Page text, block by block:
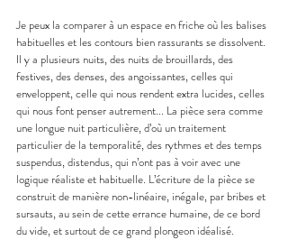
Je peux la comparer à un espace en friche où les balises
habituelles et les contours bien rassurants se dissolvent.
Il y a plusieurs nuits, des nuits de brouillards, des
festives, des denses, des angoissantes, celles qui
enveloppent, celle qui nous rendent extra lucides, celles
qui nous font penser autrement... La pièce sera comme
une longue nuit particulière, d’où un traitement
particulier de la temporalité, des rythmes et des temps
suspendus, distendus, qui n’ont pas à voir avec une
logique réaliste et habituelle. L’écriture de la pièce se
construit de manière non-linéaire, inégale, par bribes et
sursauts, au sein de cette errance humaine, de ce bord
du vide, et surtout de ce grand plongeon idéalisé.